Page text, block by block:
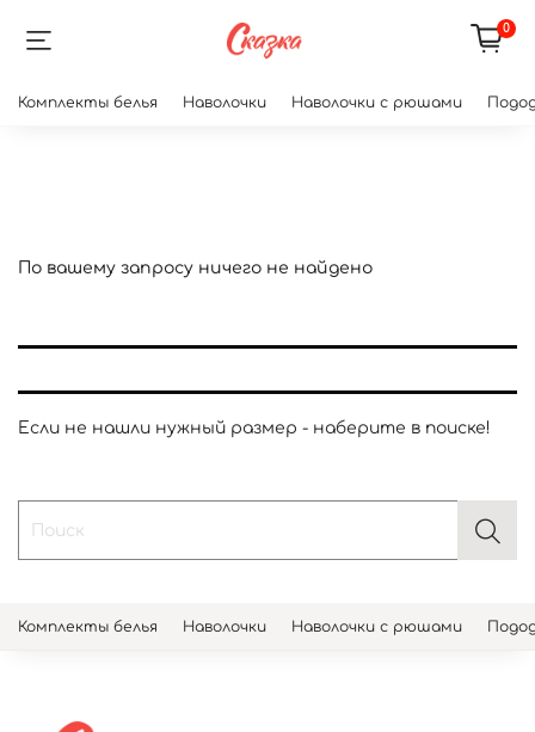
0
Комплекты белья Наволочки Наволочки с рюшами
По вашему запросу ничего не найдено
Если не нашли нужный размер - наберите в поиске!
Комплекты белья Наволочки Наволочки с рюшами